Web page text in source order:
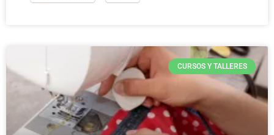
CURSOS Y TALLERES